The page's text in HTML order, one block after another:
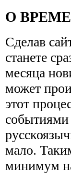
О
Сделав
станете
месяца
может
этот
мало.
минимум